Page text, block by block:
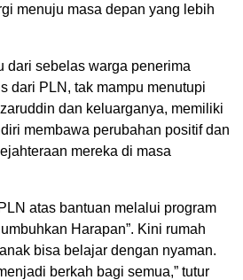
menuju masa depan yang lebih
dari sebelas warga penerima
dari PLN, tak mampu menutupi
dan keluarganya, memiliki
membawa perubahan positif dan
mereka di masa
atas bantuan melalui program
Harapan”. Kini rumah
bisa belajar dengan nyaman.
berkah bagi semua,” tutur